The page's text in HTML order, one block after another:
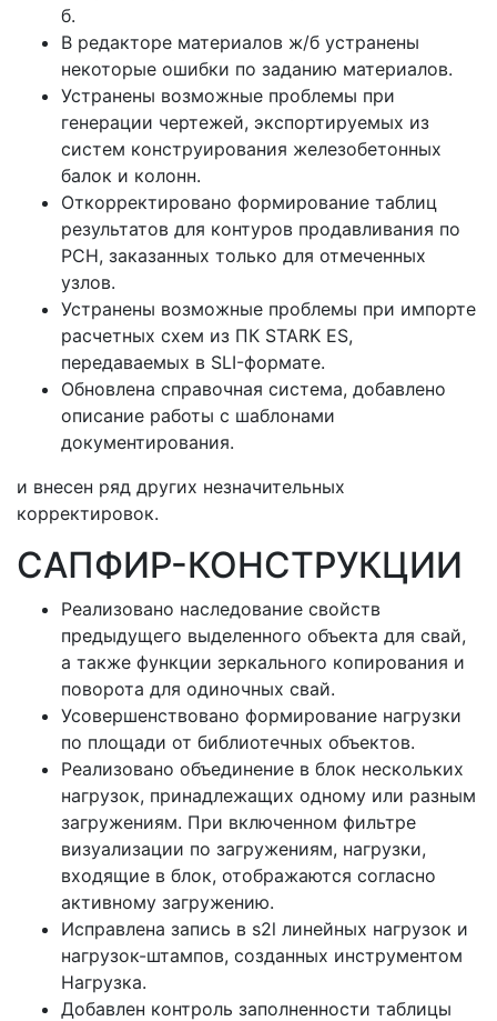
б.
В редакторе материалов ж/б устранены
некоторые ошибки по заданию материалов.
Устранены возможные проблемы при
генерации чертежей, экспортируемых из
систем конструирования железобетонных
балок и колонн.
Откорректировано формирование таблиц
результатов для контуров продавливания по
РСН, заказанных только для отмеченных
узлов.
Устранены возможные проблемы при импорте
расчетных схем из ПК STARK ES,
передаваемых в SLI-формате.
Обновлена справочная система, добавлено
описание работы с шаблонами
документирования.
и внесен ряд других незначительных
корректировок.
САПФИР-КОНСТРУКЦИИ
Реализовано наследование свойств
предыдущего выделенного объекта для свай,
а также функции зеркального копирования и
поворота для одиночных свай.
Усовершенствовано формирование нагрузки
по площади от библиотечных объектов.
Реализовано объединение в блок нескольких
нагрузок, принадлежащих одному или разным
загружениям. При включенном фильтре
визуализации по загружениям, нагрузки,
входящие в блок, отображаются согласно
активному загружению.
Исправлена запись в s2l линейных нагрузок и
нагрузок-штампов, созданных инструментом
Нагрузка.
Добавлен контроль заполненности таблицы